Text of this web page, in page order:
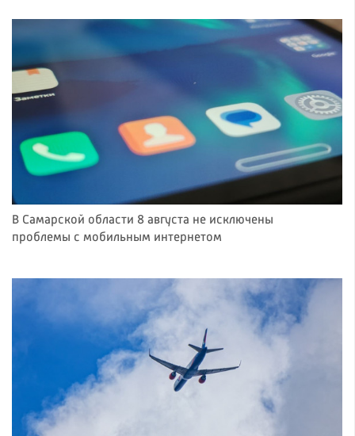
В Самарской области 8 августа не исключены
проблемы с мобильным интернетом